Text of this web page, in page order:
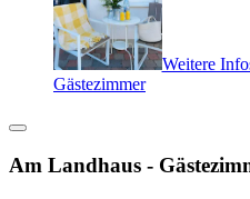
Weitere
Gästezimmer
Am Landhaus -